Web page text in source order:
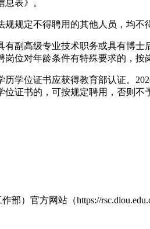
表》。
规定不得聘用的其他人员，均不
副高级专业技术职务或具有博
位对年龄条件有特殊要求的，按
学位证书应获得教育部认证。
证书的，可按规定聘用，否则不
）官方网站（https://